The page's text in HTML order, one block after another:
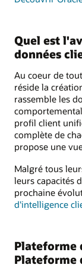
Quel est
données
Au coeur de
réside la
rassemble les
profil client
complète de
propose une
Malgré tous
leurs capacités
prochaine
d'intelligence
Plateforme
Plateforme